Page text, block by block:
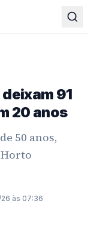
91
20 anos
50 anos,
às 07:36